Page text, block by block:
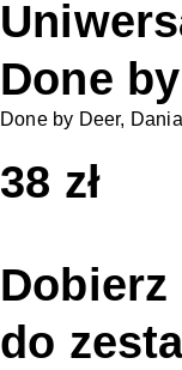
Done
Done by Deer, Dania
38 zł
do